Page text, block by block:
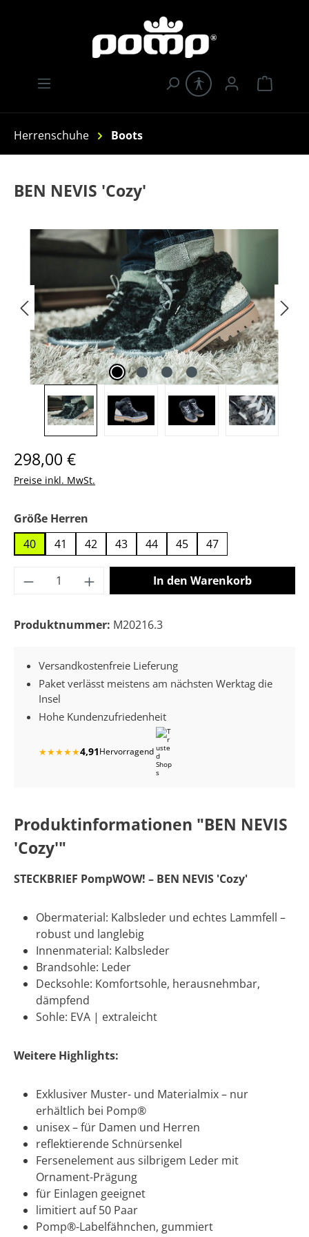
Herrenschuhe Boots
BEN NEVIS 'Cozy'
Bildergalerie überspringen
Regulärer Preis:
298,00 €
Preise inkl. MwSt.
Größe Herren
40
41 42 43 44 45 47
Produkt Anzahl: Gib den gewünschten
In den Warenkorb
Produktnummer: M20216.3
Versandkostenfreie Lieferung
Paket verlässt meistens am nächsten Werktag die
Insel
Hohe Kundenzufriedenheit
★★★★★4,91Hervorragend
Produktinformationen "BEN NEVIS
'Cozy'"
STECKBRIEF PompWOW! – BEN NEVIS 'Cozy'
Obermaterial: Kalbsleder und echtes Lammfell –
robust und langlebig
Innenmaterial: Kalbsleder
Brandsohle: Leder
Decksohle: Komfortsohle, herausnehmbar,
dämpfend
Sohle: EVA | extraleicht
Weitere Highlights:
Exklusiver Muster- und Materialmix – nur
erhältlich bei Pomp®
unisex – für Damen und Herren
reflektierende Schnürsenkel
Fersenelement aus silbrigem Leder mit
Ornament-Prägung
für Einlagen geeignet
limitiert auf 50 Paar
Pomp®-Labelfähnchen, gummiert